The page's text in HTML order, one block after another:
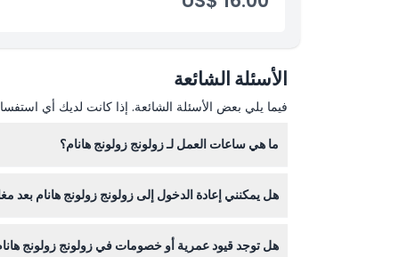
الموقع
كيفية الاسترداد
الأسئلة الشائعة
فيما يلي بعض الأسئلة الشائعة. إذا كانت لديك أي
ما هي ساعات العمل لـ زولونج زولونج هانام؟
صباحًا حتى 8:00 مساءً مع آخر دخول في الساعة 6:30 مساءً (قد تتغير — يرجى التأكد وقت الحجز).
هل يمكنني إعادة الدخول إلى زولونج زولونج هانام بعد
هل توجد قيود عمرية أو خصومات في زولونج زولونج